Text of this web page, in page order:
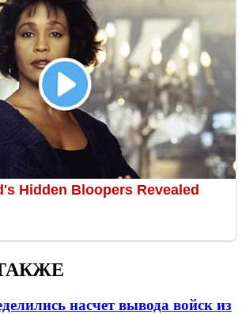
насчет вывода войск из